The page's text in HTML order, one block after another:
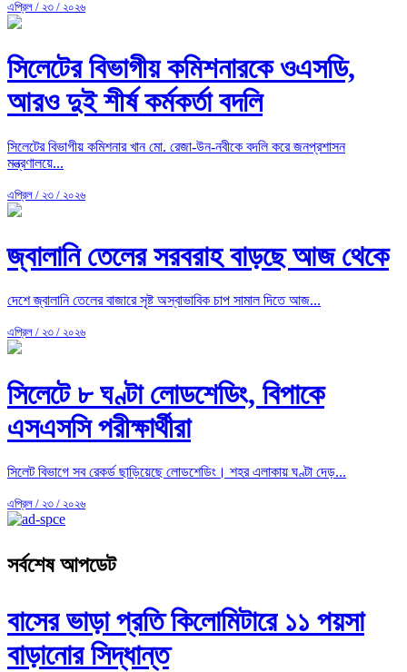
এপ্রিল / ২৩ / ২০২৬
সিলেটের বিভাগীয় কমিশনারকে ওএসডি,
আরও দুই শীর্ষ কর্মকর্তা বদলি
সিলেটের বিভাগীয় কমিশনার খান মো. রেজা-উন-নবীকে বদলি করে জনপ্রশাসন
মন্ত্রণালয়ে...
এপ্রিল / ২৩ / ২০২৬
জ্বালানি তেলের সরবরাহ বাড়ছে আজ থেকে
দেশে জ্বালানি তেলের বাজারে সৃষ্ট অস্বাভাবিক চাপ সামাল দিতে আজ...
এপ্রিল / ২৩ / ২০২৬
সিলেটে ৮ ঘণ্টা লোডশেডিং, বিপাকে
এসএসসি পরীক্ষার্থীরা
সিলেট বিভাগে সব রেকর্ড ছাড়িয়েছে লোডশেডিং। শহর এলাকায় ঘণ্টা দেড়...
এপ্রিল / ২৩ / ২০২৬
সর্বশেষ আপডেট
বাসের ভাড়া প্রতি কিলোমিটারে ১১ পয়সা
বাড়ানোর সিদ্ধান্ত